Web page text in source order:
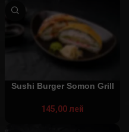
Sushi Burger Somon Grill
145,00лей